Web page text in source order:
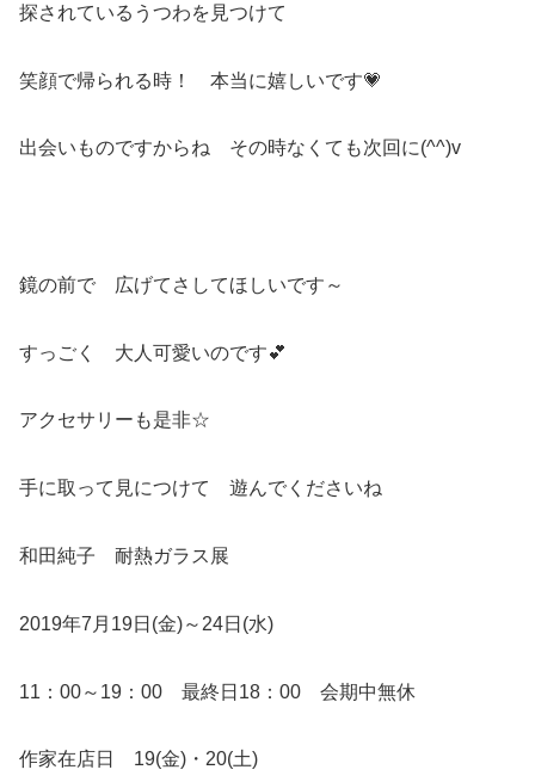
探されているうつわを見つけて
笑顔で帰られる時！ 本当に嬉しいです💗
出会いものですからね その時なくても次回に(^^)v
鏡の前で 広げてさしてほしいです～
すっごく 大人可愛いのです💕
アクセサリーも是非☆
手に取って見につけて 遊んでくださいね
和田純子 耐熱ガラス展
2019年7月19日(金)～24日(水)
11：00～19：00 最終日18：00 会期中無休
作家在店日 19(金)・20(土)